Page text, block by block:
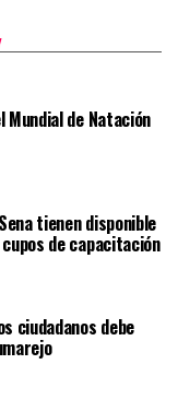
Mundial de Natación
tienen disponible
de capacitación
ciudadanos debe